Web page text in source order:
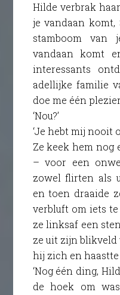
Hilde verbrak
je vandaan komt,
stamboom
vandaan komt
interessants
adellijke familie
doe me één
‘Nou?’
‘Je hebt mij nooit
Ze keek hem nog
– voor een
zowel flirten als
en toen draaide
verbluft om iets
ze linksaf een
ze uit zijn
hij zich en
‘Nog één ding,
de hoek om